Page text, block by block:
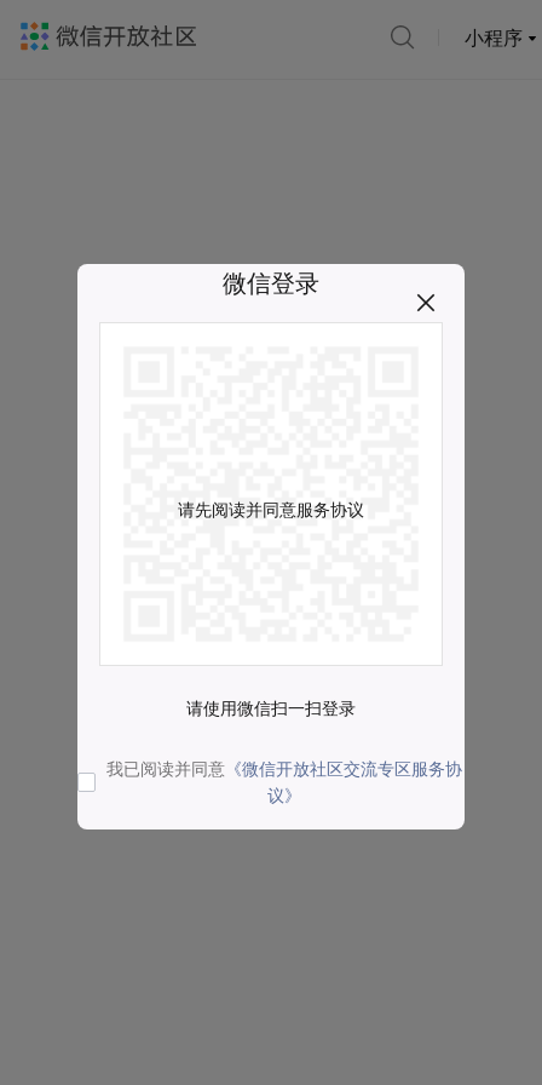
小程序
微信登录
请先阅读并同意服务协议
请使用微信扫一扫登录
我已阅读并同意 《微信开放社区交流专区服务协
议》